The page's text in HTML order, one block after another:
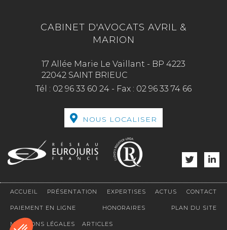
CABINET D'AVOCATS AVRIL &
MARION
17 Allée Marie Le Vaillant - BP 4223
22042 SAINT BRIEUC
Tél : 02 96 33 60 24 - Fax : 02 96 33 74 66
NOUS LOCALISER
ACCUEIL PRÉSENTATION EXPERTISES ACTUS CONTACT
PAIEMENT EN LIGNE HONORAIRES PLAN DU SITE
MENTIONS LÉGALES ARTICLES